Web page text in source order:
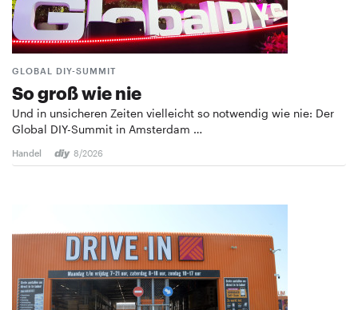
GLOBAL DIY-SUMMIT
So groß wie nie
Und in unsicheren Zeiten vielleicht so notwendig wie nie: Der
Global DIY-Summit in Amsterdam …
Handel 8/2026